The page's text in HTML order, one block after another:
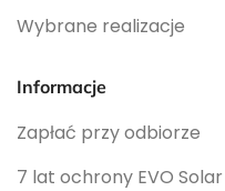
Wybrane realizacje
Informacje
Zapłać przy odbiorze
7 lat ochrony EVO Solar